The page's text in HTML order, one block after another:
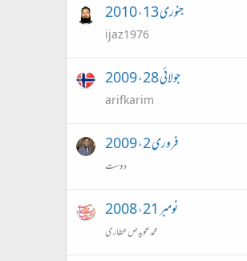
جنوری 13، 2010
ijaz1976
جولائی 28، 2009
arifkarim
فروری 2، 2009
دوست
نومبر 21، 2008
محمد عویدص عطاری